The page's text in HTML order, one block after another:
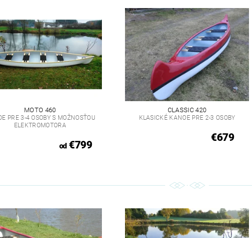
MOTO 460
PRE 3-4 OSOBY S MOŽNOSŤOU
ELEKTROMOTORA
od€799
CLASSIC 420
KLASICKÉ KANOE PRE 2-3 OSOBY
€679